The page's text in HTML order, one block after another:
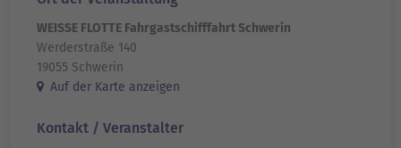
WEISSE FLOTTE Fahrgastschifffahrt Schwerin
Werderstraße 140
19055 Schwerin
Auf der Karte anzeigen
Kontakt / Veranstalter